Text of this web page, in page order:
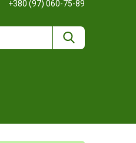
+380 (97) 060-75-89